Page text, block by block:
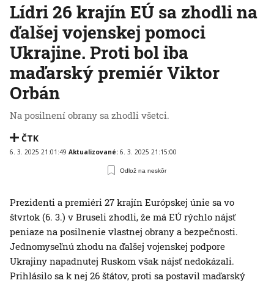
Lídri 26 krajín EÚ sa zhodli na
ďalšej vojenskej pomoci
Ukrajine. Proti bol iba
maďarský premiér Viktor
Orbán
Na posilnení obrany sa zhodli všetci.
ČTK
6. 3. 2025 21:01:49 Aktualizované: 6. 3. 2025 21:15:00
Odlož na neskôr
Prezidenti a premiéri 27 krajín Európskej únie sa vo
štvrtok (6. 3.) v Bruseli zhodli, že má EÚ rýchlo nájsť
peniaze na posilnenie vlastnej obrany a bezpečnosti.
Jednomyseľnú zhodu na ďalšej vojenskej podpore
Ukrajiny napadnutej Ruskom však nájsť nedokázali.
Prihlásilo sa k nej 26 štátov, proti sa postavil maďarský